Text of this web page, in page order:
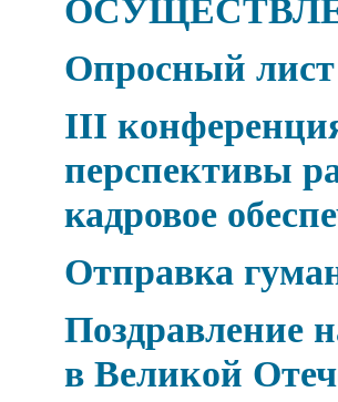
Опросный лист
III
перспективы
кадровое
Отправка
Поздравление
в Великой